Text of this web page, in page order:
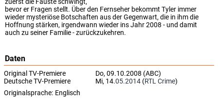
bevor er Fragen stellt. Über den Fernseher bekommt Tyler immer
wieder mysteriöse Botschaften aus der Gegenwart, die in ihm die
Hoffnung stärken, irgendwann wieder ins Jahr 2008 - und damit
auch zu seiner Familie - zurückzukehren.
Daten
Original TV-Premiere
Do, 09.10.2008 (ABC)
Deutsche TV-Premiere
Mi, 14.05.2014 (RTL Crime)
Originalsprache: Englisch